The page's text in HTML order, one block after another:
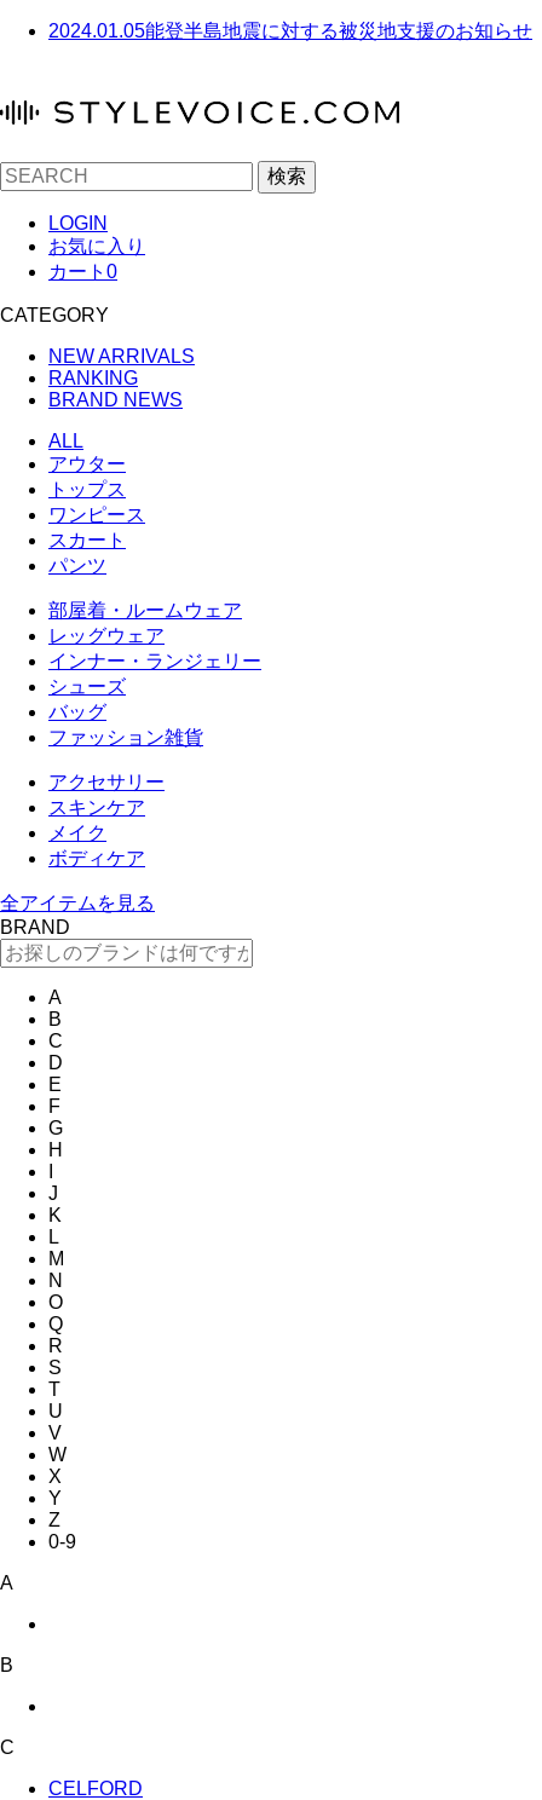
2024.01.05能登半島地震に対する被災地支援のお知らせ
検索
LOGIN
お気に入り
カート 0
CATEGORY
NEW ARRIVALS
RANKING
BRAND NEWS
ALL
アウター
トップス
ワンピース
スカート
パンツ
部屋着・ルームウェア
レッグウェア
インナー・ランジェリー
シューズ
バッグ
ファッション雑貨
アクセサリー
スキンケア
メイク
ボディケア
全アイテムを見る
BRAND
A
B
C
D
E
F
G
H
J
K
L
M
N
O
Q
R
S
T
U
V
W
X
Y
Z
0-9
A
B
C
CELFORD